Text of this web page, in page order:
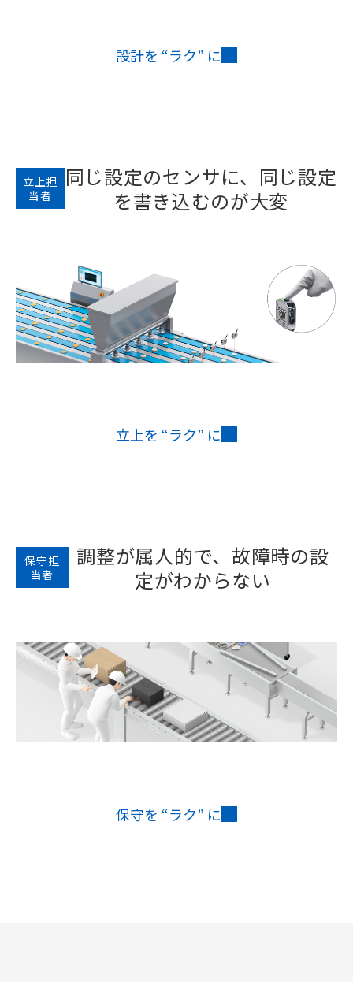
設計を “ラク” に
立上担
当者
同じ設定のセンサに、同じ設定
を書き込むのが大変
立上を “ラク” に
保守担
当者
調整が属人的で、故障時の設
定がわからない
保守を “ラク” に